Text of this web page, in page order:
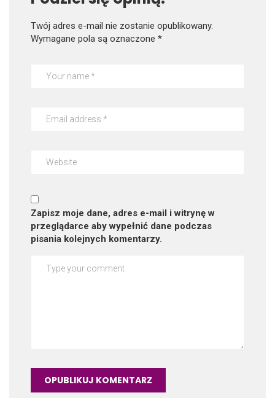
Twój adres e-mail nie zostanie opublikowany.
Wymagane pola są oznaczone *
Zapisz moje dane, adres e-mail i witrynę w
przeglądarce aby wypełnić dane podczas
pisania kolejnych komentarzy.